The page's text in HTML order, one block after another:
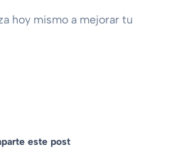
hoy mismo a mejorar tu
este post